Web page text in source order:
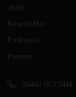
Jobs
Newsletter
Podcasts
Presse
06441 957-1414